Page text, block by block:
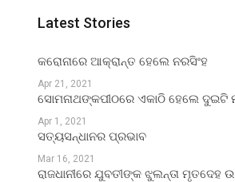
Latest Stories
କରୋନାରେ ଆକ୍ରାନ୍ତ ହେଲେ ନରସିଂହ
Apr 21, 2021
ସୋମନାଥଙ୍କପୀଠରେ ଏକାଠି ହେଲେ ଦୁଇଟି
Apr 1, 2021
ସତ୍ୟସନ୍ଧାନର ପ୍ରଭାବ
Mar 16, 2021
ରାଜଧାନୀରେ ଯୁବତୀଙ୍କ ଝୁଲନ୍ତା ମୃତଦେହ